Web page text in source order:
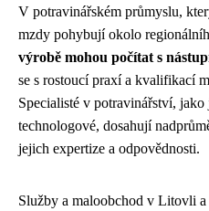
V potravinářském průmyslu,
mzdy pohybují okolo
výrobě mohou počítat s
se s rostoucí praxí a kvalifikací
Specialisté v potravinářství,
technologové, dosahují
jejich expertize a odpovědnosti.
Služby a maloobchod v Litovli